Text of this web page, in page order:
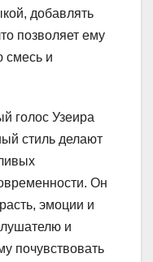
добавлять
позволяет ему
смесь и
голос Узеира
стиль делают
Он
эмоции и
и
почувствовать